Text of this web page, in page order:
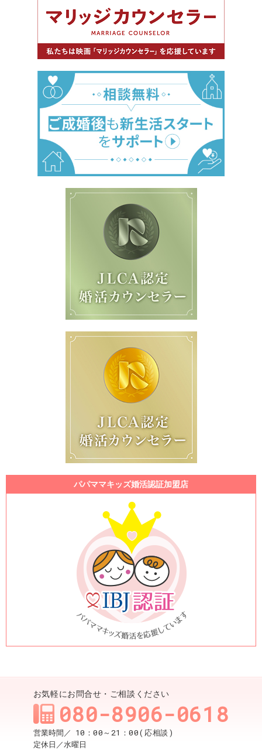
パパママキッズ婚活認証加盟店
お気軽にお問合せ・ご相談ください
080-8906-0618
営業時間／ 10：00～21：00(応相談)
定休日／水曜日